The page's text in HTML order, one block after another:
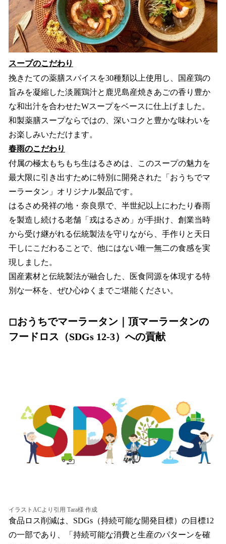
スープのこだわり
挽きたての薬膳スパイスを30種類以上使用し、国産鶏の
旨みを凝縮した淡麗鶏汁と鹿児島産焼きあごの香り豊か
な和出汁を合わせたWスープをベースに仕上げました。
和製薬膳スープならではの、深いコクと豊かな味わいを
お楽しみいただけます。
春雨のこだわり
付属の極太もちもち生はるさめは、このスープの魅力を
最大限に引き出すために特別に開発された「おうちでマ
ーラータン」オリジナル製品です。
はるさめ発祥の地・奈良県で、半世紀以上にわたり春雨
を製造し続ける老舗「戎はるさめ」が手掛け、創業当時
から受け継がれる伝統製法を守りながら、手作りと天日
干しにこだわることで、他にはない唯一無二の食感を実
現しました。
国産素材と伝統製法が融合した、医食同源を体現する特
別な一杯を、ぜひ心ゆくまでご堪能ください。
◻︎おうちでマーラータン｜頂マーラータンの
フードロス （SDGs 12-3）への貢献
イラストACより引用 Tara様 作成
食品ロス削減は、SDGs（持続可能な開発目標）の目標12
の一部であり、「持続可能な消費と生産のパターンを確